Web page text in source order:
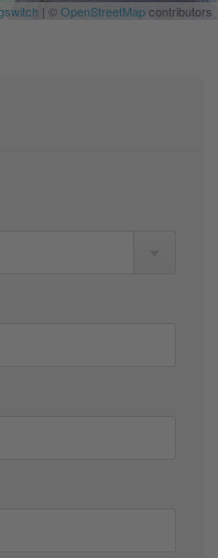
| ©OpenStreetMapcontributors